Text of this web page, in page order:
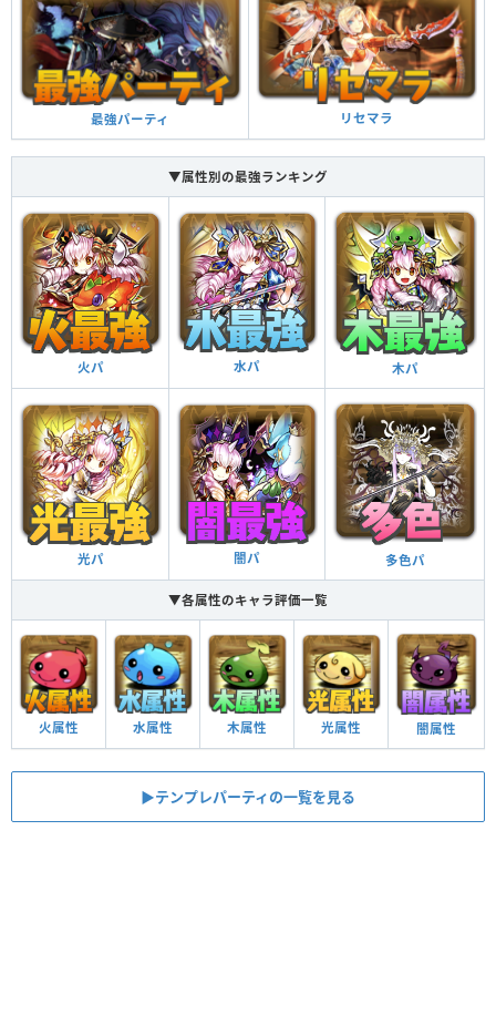
最強パーティ リセマラ
▼属性別の最強ランキング
火パ 水パ 木パ
光パ 闇パ 多色パ
▼各属性のキャラ評価一覧
火属性 水属性 木属性 光属性 闇属性
▶︎テンプレパーティの一覧を見る